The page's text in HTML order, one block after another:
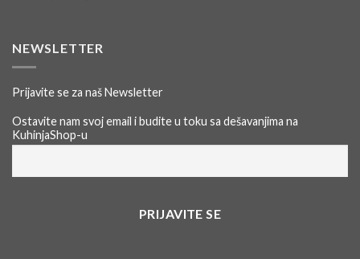
NEWSLETTER
Prijavite se za naš Newsletter
Ostavite nam svoj email i budite u toku sa dešavanjima na
KuhinjaShop-u